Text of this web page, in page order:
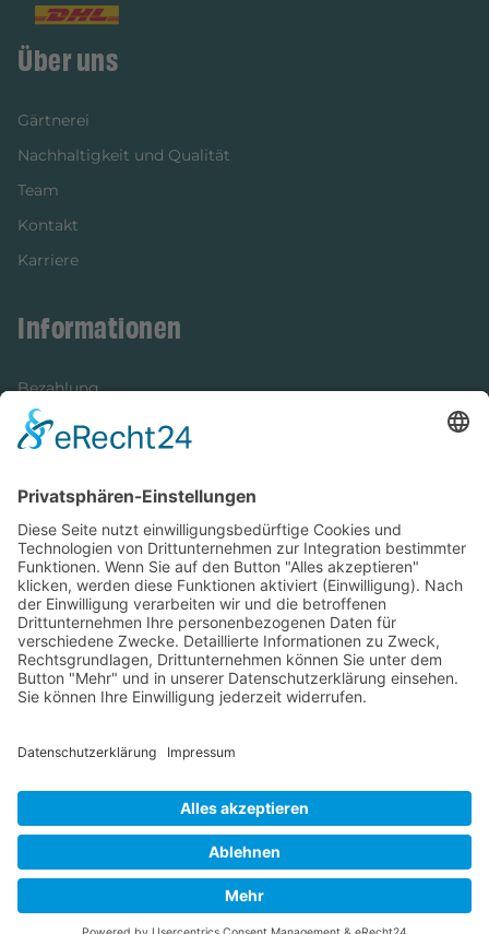
Über uns
Gärtnerei
Nachhaltigkeit und Qualität
Team
Kontakt
Karriere
Informationen
Bezahlung
Newsletter
Versandinformationen
Verfügbarkeit/Verträglichkeit
Rechtliches
Widerrufsrecht und Widerrufsformular
Impressum
Datenschutzerklärung
Cookie-Einstellungen
AGB
Streitbeilegungsstelle
Vertrag widerrufen